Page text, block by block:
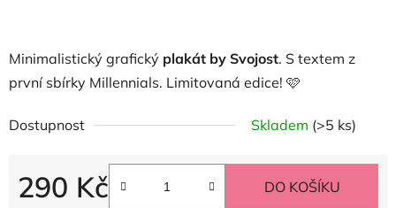
Minimalistický grafický plakát by Svojost. S textem z
první sbírky Millennials. Limitovaná edice! 🩷
Dostupnost Skladem (>5 ks)
290 Kč DO KOŠÍKU